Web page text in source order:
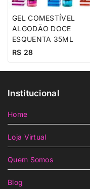
GEL COMESTÍVEL
ALGODÃO DOCE
ESQUENTA 35ML
R$ 28
Institucional
Home
Loja Virtual
Quem Somos
Blog